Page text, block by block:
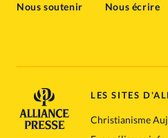
Nous soutenir Nous écrire
LES SITES
Christianisme